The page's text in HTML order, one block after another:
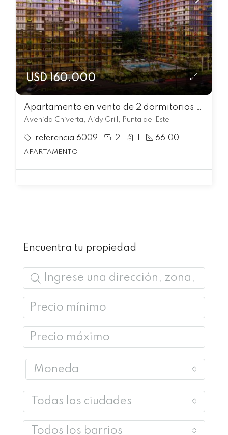
USD 160.000
Apartamento en venta de 2 dormitorios c/ cochera en Aidy Grill
Avenida Chiverta, Aidy Grill, Punta del Este
referencia 6009 2 66.00
APARTAMENTO
Encuentra tu propiedad
Moneda
Todas las ciudades
Todos los barrios